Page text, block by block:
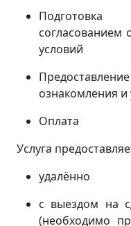
согласованием
условий
ознакомления и
Оплата
Услуга
удалённо
с выездом на
(необходимо